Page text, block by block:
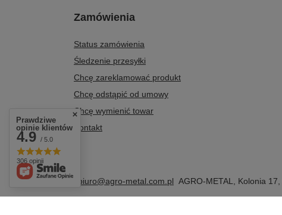
Zamówienia
Status zamówienia
Śledzenie przesyłki
Chcę zareklamować produkt
Chcę odstąpić od umowy
Chcę wymienić towar
Kontakt
+48 604 284 876 biuro@agro-metal.com.pl AGRO-METAL Kolonia 17
Prawdziwe
opinie klientów
4.9 / 5.0
306 opinii